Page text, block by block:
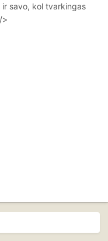
savo, kol tvarkingas
>